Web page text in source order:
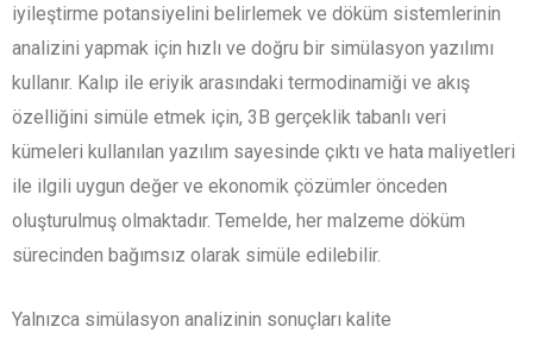
iyileştirme potansiyelini belirlemek ve döküm sistemlerinin
analizini yapmak için hızlı ve doğru bir simülasyon yazılımı
kullanır. Kalıp ile eriyik arasındaki termodinamiği ve akış
özelliğini simüle etmek için, 3B gerçeklik tabanlı veri
kümeleri kullanılan yazılım sayesinde çıktı ve hata maliyetleri
ile ilgili uygun değer ve ekonomik çözümler önceden
oluşturulmuş olmaktadır. Temelde, her malzeme döküm
sürecinden bağımsız olarak simüle edilebilir.
Yalnızca simülasyon analizinin sonuçları kalite